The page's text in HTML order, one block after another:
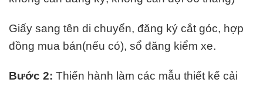
Giấy sang tên di chuyển, đăng ký cắt góc, hợp
đồng mua bán(nếu có), sổ đăng kiểm xe.
Bước 2: Thiến hành làm các mẫu thiết kế cải